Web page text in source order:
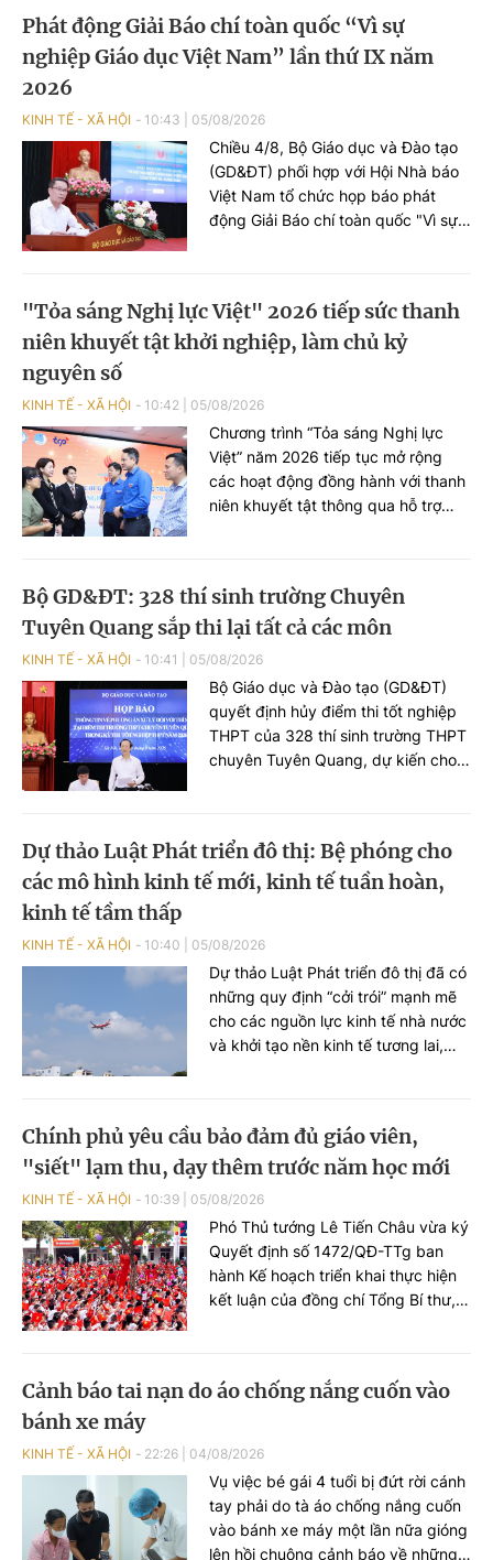
phần giảm chi phí hành chính và tạo
động lực phát triển kinh tế số ngành
Phát động Giải Báo chí toàn quốc “Vì sự
nghiệp Giáo dục Việt Nam” lần thứ IX năm
2026
KINH TẾ - XÃ HỘI 10:43 05/08/2026
Chiều 4/8, Bộ Giáo dục và Đào tạo
(GD&ĐT) phối hợp với Hội Nhà báo
Việt Nam tổ chức họp báo phát
động Giải Báo chí toàn quốc "Vì sự
"Tỏa sáng Nghị lực Việt" 2026 tiếp sức thanh
niên khuyết tật khởi nghiệp, làm chủ kỷ
nguyên số
KINH TẾ - XÃ HỘI 10:42 05/08/2026
Chương trình “Tỏa sáng Nghị lực
Việt” năm 2026 tiếp tục mở rộng
các hoạt động đồng hành với thanh
niên khuyết tật thông qua hỗ trợ
thần vượt khó, khẳng định bản lĩnh
và khát vọng cống hiến của người
trẻ khuyết tật.
Bộ GD&ĐT: 328 thí sinh trường Chuyên
Tuyên Quang sắp thi lại tất cả các môn
KINH TẾ - XÃ HỘI 10:41 05/08/2026
Bộ Giáo dục và Đào tạo (GD&ĐT)
quyết định hủy điểm thi tốt nghiệp
THPT của 328 thí sinh trường THPT
chuyên Tuyên Quang, dự kiến cho
diện Bộ Công an thông tin liên quan
đến các vi phạm tại điểm thi...
Dự thảo Luật Phát triển đô thị: Bệ phóng cho
các mô hình kinh tế mới, kinh tế tuần hoàn,
kinh tế tầm thấp
KINH TẾ - XÃ HỘI 10:40 05/08/2026
Dự thảo Luật Phát triển đô thị đã có
những quy định “cởi trói” mạnh mẽ
cho các nguồn lực kinh tế nhà nước
và khởi tạo nền kinh tế tương lai,
Chính phủ yêu cầu bảo đảm đủ giáo viên,
"siết" lạm thu, dạy thêm trước năm học mới
KINH TẾ - XÃ HỘI 10:39 05/08/2026
Phó Thủ tướng Lê Tiến Châu vừa ký
Quyết định số 1472/QĐ-TTg ban
hành Kế hoạch triển khai thực hiện
kết luận của đồng chí Tổng Bí thư,
thực hiện Nghị quyết số 71-NQ/TW
triển giáo dục và đào tạo (Kế
Cảnh báo tai nạn do áo chống nắng cuốn vào
bánh xe máy
KINH TẾ - XÃ HỘI 22:26 04/08/2026
Vụ việc bé gái 4 tuổi bị đứt rời cánh
tay phải do tà áo chống nắng cuốn
vào bánh xe máy một lần nữa gióng
lên hồi chuông cảnh báo về những